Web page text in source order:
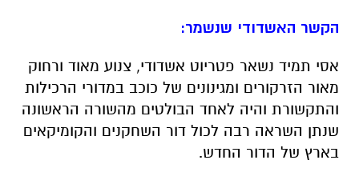
הקשר האשדודי שנשמר:
אסי תמיד נשאר פטריוט אשדודי, צנוע מאוד ורחוק
מאור הזרקורים ומגינונים של כוכב במדורי הרכילות
והתקשורת והיה לאחד הבולטים מהשורה הראשונה
שנתן השראה רבה לכול דור השחקנים והקומיקאים
בארץ של הדור החדש.